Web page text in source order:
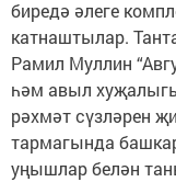
биредә әлеге
катнаштылар.
Рамил Муллин
һәм авыл
рәхмәт сүзләрен
тармагында
уңышлар белән